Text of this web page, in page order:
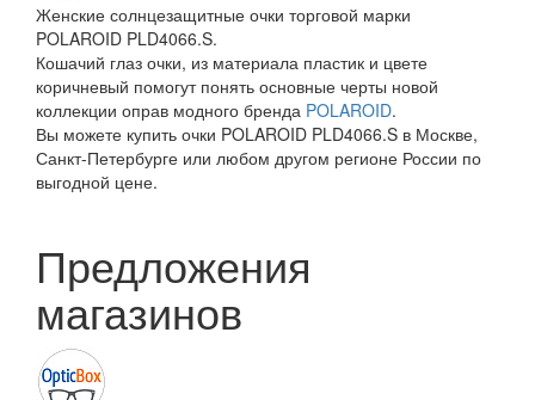
Женские солнцезащитные очки торговой марки
POLAROID PLD4066.S.
Кошачий глаз очки, из материала пластик и цвете
коричневый помогут понять основные черты новой
коллекции оправ модного бренда POLAROID.
Вы можете купить очки POLAROID PLD4066.S в Москве,
Санкт-Петербурге или любом другом регионе России по
выгодной цене.
Предложения
магазинов